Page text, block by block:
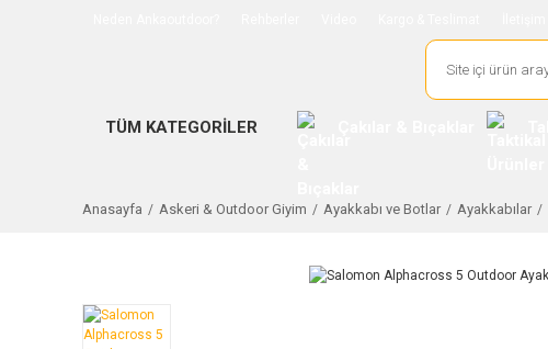
TÜM KATEGORİLER
Anasayfa Askeri & Outdoor Giyim Ayakkabı ve Botlar Ayakkabılar